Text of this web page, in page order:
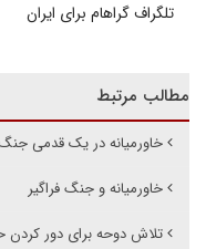
تلگراف گراهام برای ایران
مطالب مرتبط
خاورمیانه در یک قدمی جنگ
خاورمیانه و جنگ فراگیر
تلاش دوحه برای دور کردن